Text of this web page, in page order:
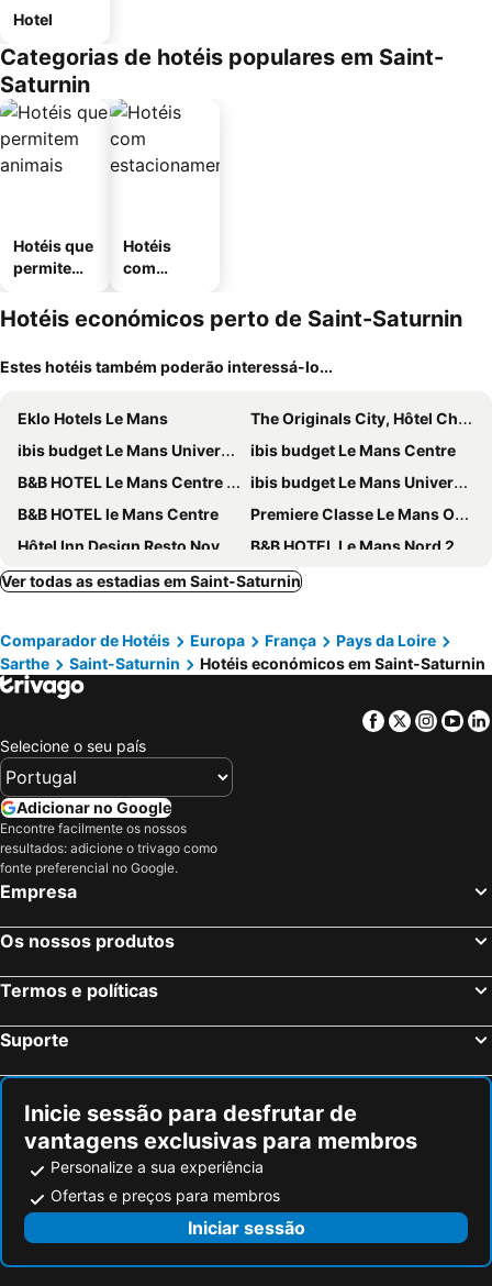
Hotel
Categorias de hotéis populares em Saint-
Saturnin
Hotéis que
permitem
Hotéis
com
mento
Hotéis económicos perto de Saint-Saturnin
Estes hotéis também poderão interessá-lo...
Eklo Hotels Le Mans
The Originals City, Hôtel Chantecler, Le Mans
ibis budget Le Mans Universite
ibis budget Le Mans Centre
B&B HOTEL Le Mans Centre Palais des Congrès
ibis budget Le Mans Universite
B&B HOTEL le Mans Centre
Premiere Classe Le Mans Ouest Universite
Hôtel Inn Design Resto Novo Le Mans
B&B HOTEL Le Mans Nord 2
La Demeure de Laclais
Concordia
Le Chene
Novotel Le Mans
ibis Styles Le Mans Sud Mulsanne
Ace Hôtel Le Mans
hotelF1 Le Mans Nord
Leprince Hotel Spa, BW Premier Collection
The Originals City, Hôtel Artyster, Le Mans Centre
Hôtel Concordia Le Mans Centre Gare
ibis Styles Le Mans Centre Gare
Kyriad Le Mans Est
Hôtel Le Circuit Le Mans
B&B HOTEL Le Mans Sud
Hôtel Déco'lia-Soirée étape
Ver todas as estadias em Saint-Saturnin
Comparador de Hotéis Europa França
Pays da Loire
Sarthe
Saint-Saturnin Hotéis económicos em Saint-Saturnin
Facebook
Twitter
Selecione o seu país
Adicionar no Google
Encontre facilmente os nossos
resultados: adicione o trivago como
fonte preferencial no Google.
Empresa
Os nossos produtos
Termos e políticas
Suporte
Inicie sessão para desfrutar de
vantagens exclusivas para membros
Personalize a sua experiência
Ofertas e preços para membros
Iniciar sessão